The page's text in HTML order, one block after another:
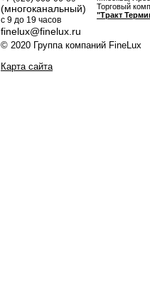
(многоканальный)
с 9 до 19 часов
finelux@finelux.ru
Торговый
"Тракт
© 2020 Группа компаний FineLux
Карта сайта